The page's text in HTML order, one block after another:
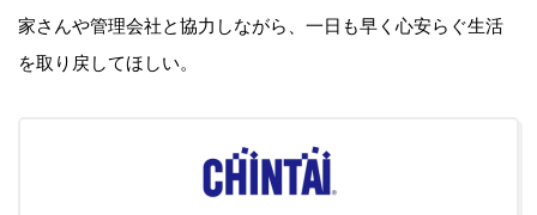
家さんや管理会社と協力しながら、一日も早く心安らぐ生活
を取り戻してほしい。